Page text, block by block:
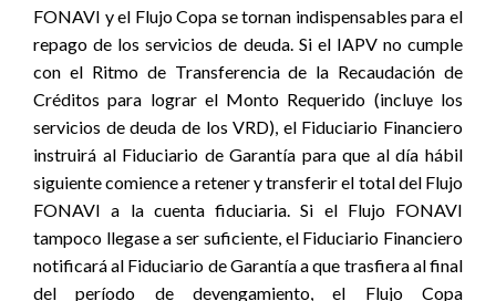
FONAVI y el Flujo Copa se tornan indispensables para el
repago de los servicios de deuda. Si el IAPV no cumple
con el Ritmo de Transferencia de la Recaudación de
Créditos para lograr el Monto Requerido (incluye los
servicios de deuda de los VRD), el Fiduciario Financiero
instruirá al Fiduciario de Garantía para que al día hábil
siguiente comience a retener y transferir el total del Flujo
FONAVI a la cuenta fiduciaria. Si el Flujo FONAVI
tampoco llegase a ser suficiente, el Fiduciario Financiero
notificará al Fiduciario de Garantía a que trasfiera al final
del período de devengamiento, el Flujo Copa